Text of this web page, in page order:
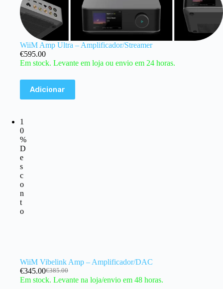
WiiM Amp Ultra – Amplificador/Streamer
€595.00
Em stock. Levante em loja ou envio em 24 horas.
Adicionar
1
0
%
D
e
s
c
o
n
t
o
WiiM Vibelink Amp – Amplificador/DAC
€385.00
€345.00
Em stock. Levante na loja/envio em 48 horas.